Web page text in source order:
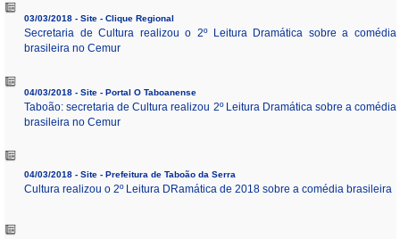
03/03/2018 - Site - Clique Regional
Secretaria de Cultura realizou o 2º Leitura Dramática sobre a comédia
brasileira no Cemur
04/03/2018 - Site - Portal O Taboanense
Taboão: secretaria de Cultura realizou 2º Leitura Dramática sobre a comédia
brasileira no Cemur
04/03/2018 - Site - Prefeitura de Taboão da Serra
Cultura realizou o 2º Leitura DRamática de 2018 sobre a comédia brasileira